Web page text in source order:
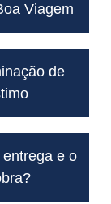
Viagem
de
e o